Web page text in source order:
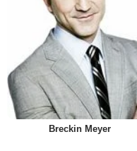
Breckin Meyer